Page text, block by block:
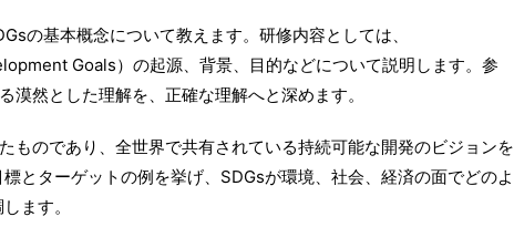
の基本概念について教えます。研修内容としては、
Goals）の起源、背景、目的などについて説明します。参
漠然とした理解を、正確な理解へと深めます。
ものであり、全世界で共有されている持続可能な開発のビジョンを
とターゲットの例を挙げ、SDGsが環境、社会、経済の面でどのよ
ます。